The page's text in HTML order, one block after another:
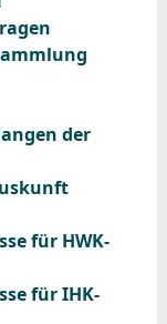
der
für HWK-
für IHK-